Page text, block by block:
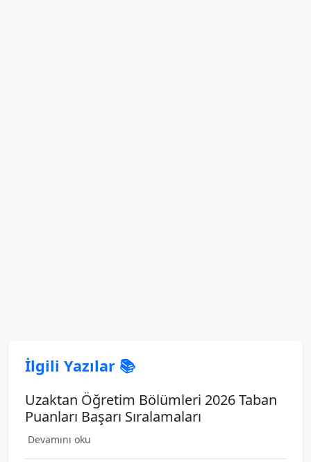
İlgili Yazılar 📚
Uzaktan Öğretim Bölümleri 2026 Taban
Puanları Başarı Sıralamaları
Devamını oku